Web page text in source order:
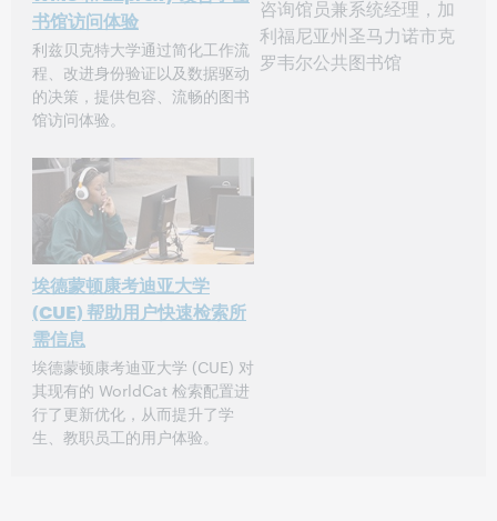
书馆访问体验
利兹贝克特大学通过简化工作流
程、改进身份验证以及数据驱动
的决策，提供包容、流畅的图书
馆访问体验。
埃德蒙顿康考迪亚大学
(CUE) 帮助用户快速检索所
需信息
埃德蒙顿康考迪亚大学 (CUE) 对
其现有的 WorldCat 检索配置进
行了更新优化，从而提升了学
生、教职员工的用户体验。
咨询馆员兼系统经理，加
利福尼亚州圣马力诺市克
罗韦尔公共图书馆